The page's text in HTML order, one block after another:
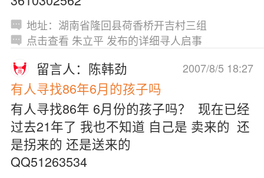
地址：湖南省隆回县荷香桥开吉村三组
点击查看 朱立平 发布的详细寻人启事
2007/8/5 18:27
留言人：陈韩劲
有人寻找86年6月的孩子吗
有人寻找86年 6月份的孩子吗？ 现在已经
过去21年了 我也不知道 自己是 卖来的 还
是拐来的 还是送来的
QQ51263534